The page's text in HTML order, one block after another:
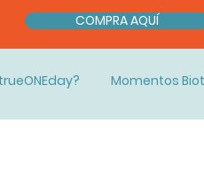
Momentos
COMPRA AQUÍ